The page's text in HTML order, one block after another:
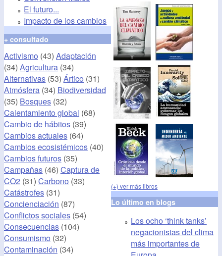
El futuro...
Impacto de los cambios
+ consultado
Activismo (43) Adaptación
(34) Agricultura (34)
Alternativas (53) Ártico (31)
Atmósfera (34) Biodiversidad
(35) Bosques (32)
Calentamiento global (68)
Cambio de hábitos (39)
Cambios actuales (64)
Cambios ecosistémicos (40)
Cambios futuros (35)
Campañas (46) Captura de
CO2 (31) Carbono (33)
Catástrofes (31)
Concienciación (87)
Conflictos sociales (54)
Consecuencias (104)
Consumismo (32)
Contaminación (34)
(+) ver más libros
Lo último en blogs
Los ocho ‘think tanks’
negacionistas del clima
más importantes de